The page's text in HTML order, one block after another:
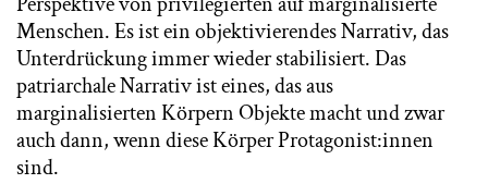
Menschen. Es ist ein objektivierendes Narrativ, das
Unterdrückung immer wieder stabilisiert. Das
patriarchale Narrativ ist eines, das aus
marginalisierten Körpern Objekte macht und zwar
auch dann, wenn diese Körper Protagonist:innen
sind.